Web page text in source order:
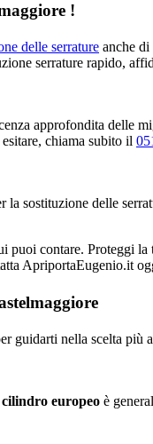
!
delle serrature anche di
serrature rapido,
approfondita delle
chiama subito il
la sostituzione delle
puoi contare. Proteggi
ApriportaEugenio.it
guidarti nella scelta più
europeo è